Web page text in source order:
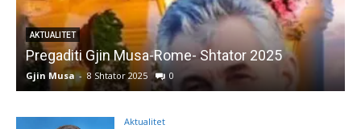
AKTUALITET
Pregaditi Gjin Musa-Rome- Shtator 2025
Gjin Musa - 8 Shtator 2025 0
Aktualitet